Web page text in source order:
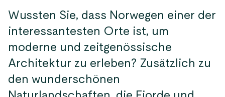
Wussten Sie, dass Norwegen einer der
interessantesten Orte ist, um
moderne und zeitgenössische
Architektur zu erleben? Zusätzlich zu
den wunderschönen